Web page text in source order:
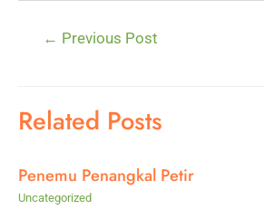
← Previous Post
Related Posts
Penemu Penangkal Petir
Uncategorized